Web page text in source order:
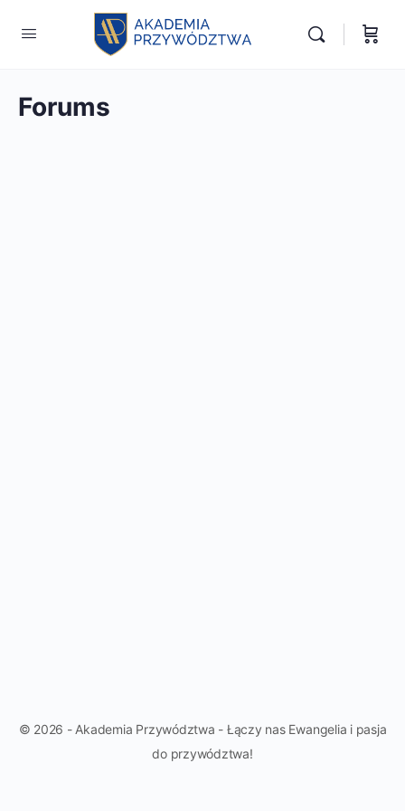
Forums
© 2026 - Akademia Przywództwa - Łączy nas Ewangelia i pasja
do przywództwa!